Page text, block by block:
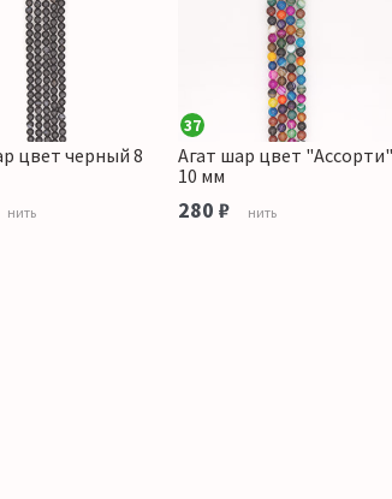
цвет черный 8
нить
37
Агат шар цвет "Ассорти"
10 мм
280 ₽ нить